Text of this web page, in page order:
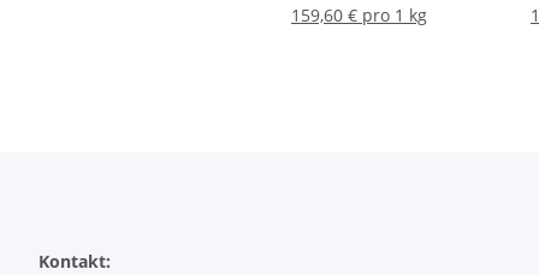
159,60 € pro 1 kg
Kontakt: